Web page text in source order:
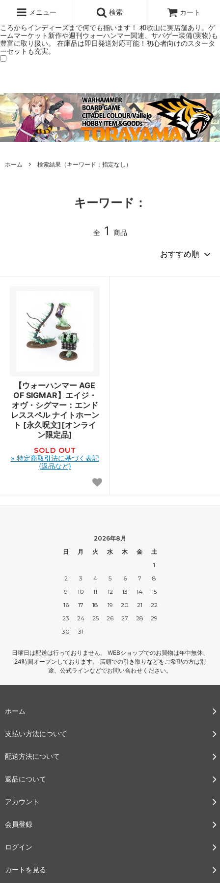
ミアムショップTORAYAMA。通販・オンラインショップです！ ウォー
ハンマーとボードゲームのことなら当店へ！ボードゲームもメジャーど
ころからインディーズまで何でも揃います！ 和歌山に実店舗あり。ゲ
ームマーケット新作や週刊ウォーハンマー関連、サバゲー装備(実物)も
豊富に取り扱い。 在庫品は即日発送対応可能！初心者向けのスタータ
ーセットも充実。
メニュー 検索 カート
ホーム 検索結果（キーワード：指定なし）
キーワード：
全 1 商品
【ウォーハンマー AGE
OF SIGMAR】エイジ・
オヴ・シグマー：エンド
レススペル ナイトホーン
ト [永久呪文][オンライ
ン限定品]
SOLD OUT
» 特定商取引法に基づく表記
(返品など)
2026年8月
日
月 火 水 木 金
土
1
2
3 4 5 6 7
8
9
10 11 12 13 14
15
16
17 18 19 20 21
22
23
24 25 26 27 28
29
30
31
日曜日は配送は行っておりません。 WEBショップでのお買物は年中無休、
24時間オープンしております。 店頭での引き取りなどをご希望の方は別
途、公式ラインなどでお問い合わせください。
ホーム
支払い方法について
配送方法について
返品について
アカウント
会員登録
ログイン
カートを見る